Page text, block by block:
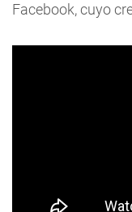
Facebook, cuyo